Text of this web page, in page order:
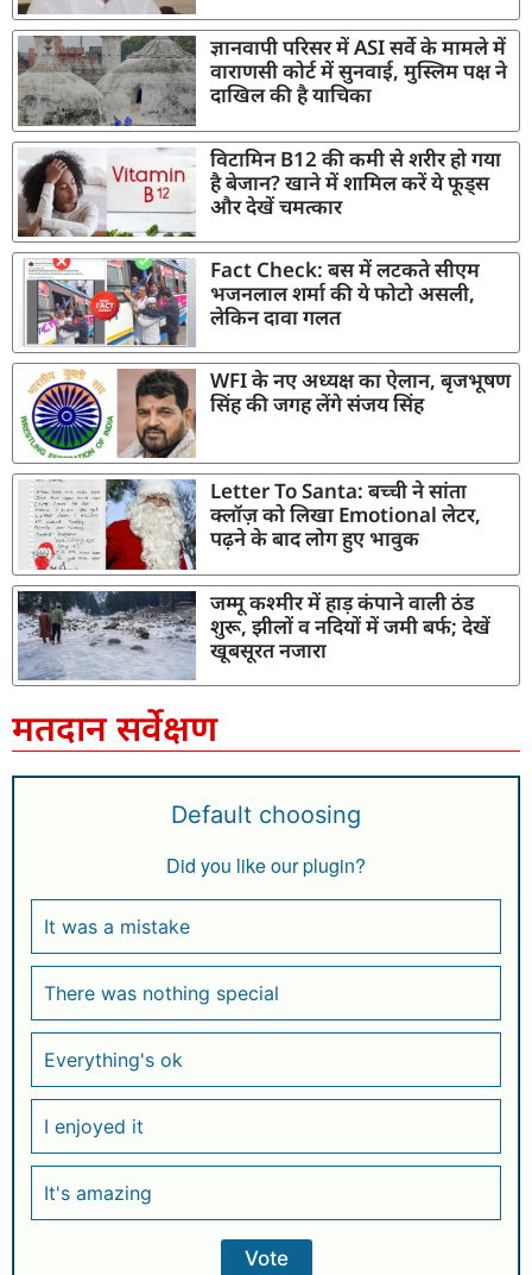
ज्ञानवापी परिसर में ASI सर्वे के मामले में
वाराणसी कोर्ट में सुनवाई, मुस्लिम पक्ष ने
दाखिल की है याचिका
विटामिन B12 की कमी से शरीर हो गया
है बेजान? खाने में शामिल करें ये फूड्स
और देखें चमत्कार
Fact Check: बस में लटकते सीएम
भजनलाल शर्मा की ये फोटो असली,
लेकिन दावा गलत
WFI के नए अध्यक्ष का ऐलान, बृजभूषण
सिंह की जगह लेंगे संजय सिंह
Letter To Santa: बच्ची ने सांता
क्लॉज़ को लिखा Emotional लेटर,
पढ़ने के बाद लोग हुए भावुक
जम्मू कश्मीर में हाड़ कंपाने वाली ठंड
शुरू, झीलों व नदियों में जमी बर्फ; देखें
खूबसूरत नजारा
मतदान सर्वेक्षण
Default choosing
Did you like our plugin?
It was a mistake
There was nothing special
Everything's ok
I enjoyed it
It's amazing